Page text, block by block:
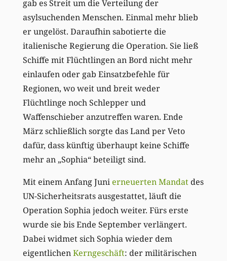
gab es Streit um die Verteilung der
asylsuchenden Menschen. Einmal mehr blieb
er ungelöst. Daraufhin sabotierte die
italienische Regierung die Operation. Sie ließ
Schiffe mit Flüchtlingen an Bord nicht mehr
einlaufen oder gab Einsatzbefehle für
Regionen, wo weit und breit weder
Flüchtlinge noch Schlepper und
Waffenschieber anzutreffen waren. Ende
März schließlich sorgte das Land per Veto
dafür, dass künftig überhaupt keine Schiffe
mehr an „Sophia“ beteiligt sind.
Mit einem Anfang Junierneuerten Mandatdes
UN-Sicherheitsrats ausgestattet, läuft die
Operation Sophia jedoch weiter. Fürs erste
wurde sie bis Ende September verlängert.
Dabei widmet sich Sophia wieder dem
eigentlichenKerngeschäft: der militärischen